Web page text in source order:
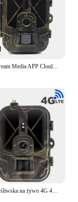
4K Live Stream Media APP Clould Service Hunting Trail Camera 4G 36MP Night Vision Photo HC940PRO camera bez baterii litowej
Kamera myśliwska na żywo 4G 4K 30MP HC940PRO Media APP Clould Service bez baterii litowej Night Vision Photo Traps kamera